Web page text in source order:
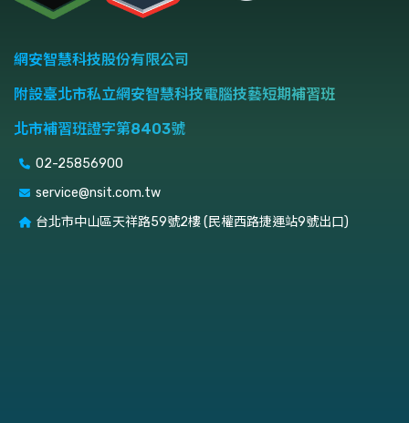
網安智慧科技股份有限公司
附設臺北市私立網安智慧科技電腦技藝短期補習班
北市補習班證字第8403號
02-25856900
service@nsit.com.tw
台北市中山區天祥路59號2樓 (民權西路捷運站9號出口)